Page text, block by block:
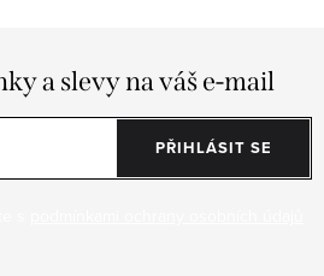
a slevy na váš e-mail
PŘIHLÁSIT SE